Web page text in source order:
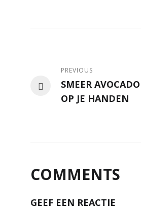
PREVIOUS
SMEER AVOCADO
OP JE HANDEN
COMMENTS
GEEF EEN REACTIE